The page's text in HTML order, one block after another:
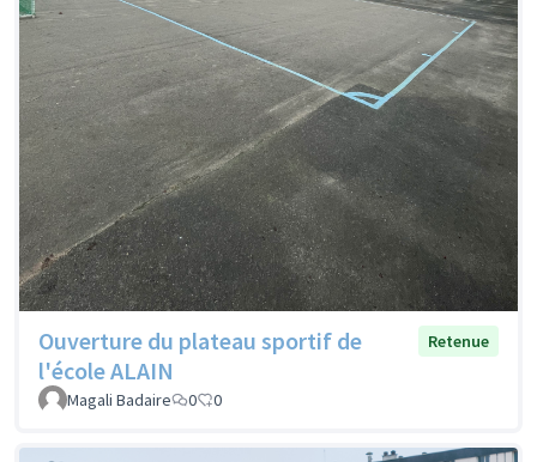
Ouverture du plateau sportif de
l'école ALAIN
Retenue
Magali Badaire 0 0